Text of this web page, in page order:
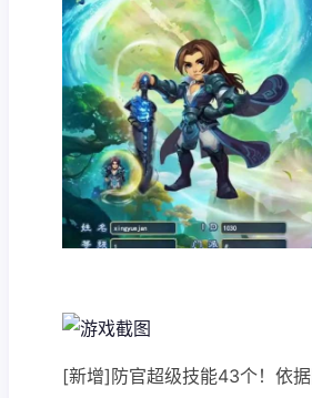
[新增]防官超级技能43个！依